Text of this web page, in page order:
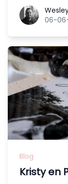
Wesley van
06-
Blog
Kristy en